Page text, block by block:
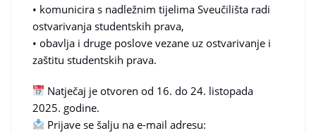
• komunicira s nadležnim tijelima Sveučilišta radi
ostvarivanja studentskih prava,
• obavlja i druge poslove vezane uz ostvarivanje i
zaštitu studentskih prava.
Natječaj je otvoren od 16. do 24. listopada
2025. godine.
Prijave se šalju na e-mail adresu: